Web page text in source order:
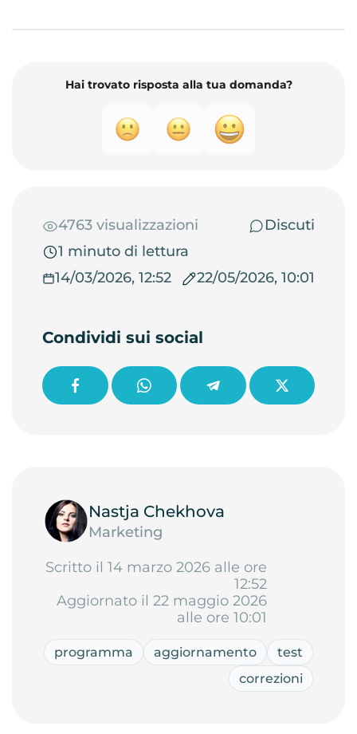
Hai trovato risposta alla tua domanda?
4763 visualizzazioni
Discuti
1 minuto di lettura
14/03/2026, 12:52
22/05/2026, 10:01
Condividi sui social
Nastja Chekhova
Marketing
Scritto il 14 marzo 2026 alle ore
12:52
Aggiornato il 22 maggio 2026
alle ore 10:01
programma aggiornamento
test
correzioni